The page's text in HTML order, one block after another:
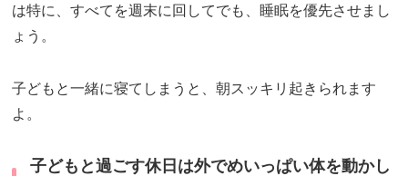
は特に、すべてを週末に回してでも、睡眠を優先させまし
ょう。
子どもと一緒に寝てしまうと、朝スッキリ起きられます
よ。
子どもと過ごす休日は外でめいっぱい体を動かし